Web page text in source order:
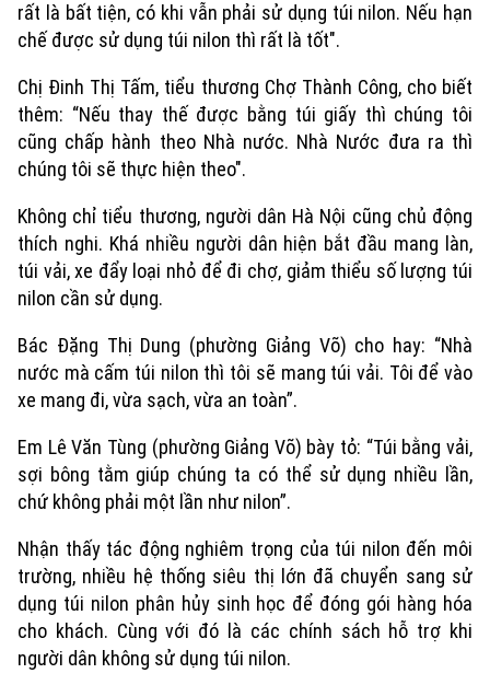
Xu hướng
rất là bất tiện, có khi vẫn phải sử dụng túi nilon. Nếu hạn
chế được sử dụng túi nilon thì rất là tốt".
Chị Đinh Thị Tấm, tiểu thương Chợ Thành Công, cho biết
thêm: “Nếu thay thế được bằng túi giấy thì chúng tôi
cũng chấp hành theo Nhà nước. Nhà Nước đưa ra thì
chúng tôi sẽ thực hiện theo".
Không chỉ tiểu thương, người dân Hà Nội cũng chủ động
thích nghi. Khá nhiều người dân hiện bắt đầu mang làn,
túi vải, xe đẩy loại nhỏ để đi chợ, giảm thiểu số lượng túi
nilon cần sử dụng.
Bác Đặng Thị Dung (phường Giảng Võ) cho hay: “Nhà
nước mà cấm túi nilon thì tôi sẽ mang túi vải. Tôi để vào
xe mang đi, vừa sạch, vừa an toàn”.
Em Lê Văn Tùng (phường Giảng Võ) bày tỏ: “Túi bằng vải,
sợi bông tằm giúp chúng ta có thể sử dụng nhiều lần,
chứ không phải một lần như nilon”.
Nhận thấy tác động nghiêm trọng của túi nilon đến môi
trường, nhiều hệ thống siêu thị lớn đã chuyển sang sử
dụng túi nilon phân hủy sinh học để đóng gói hàng hóa
cho khách. Cùng với đó là các chính sách hỗ trợ khi
người dân không sử dụng túi nilon.